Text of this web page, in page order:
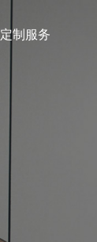
定制服务